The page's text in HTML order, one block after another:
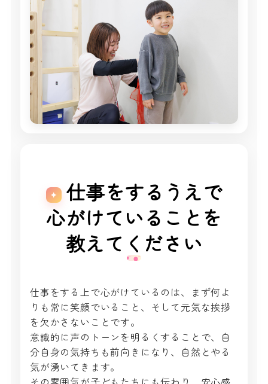
仕事をするうえで
心がけていることを
教えてください
仕事をする上で心がけているのは、まず何よ
りも常に笑顔でいること、そして元気な挨拶
を欠かさないことです。
意識的に声のトーンを明るくすることで、自
分自身の気持ちも前向きになり、自然とやる
気が湧いてきます。